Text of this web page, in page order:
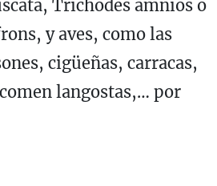
Trichodes amnios o
y aves, como las
cigüeñas, carracas,
langostas,… por